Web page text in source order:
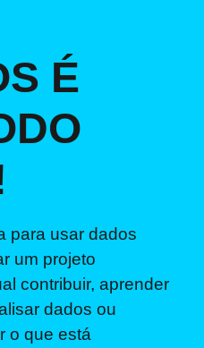
É
para usar dados
um projeto
contribuir, aprender
dados ou
o que está